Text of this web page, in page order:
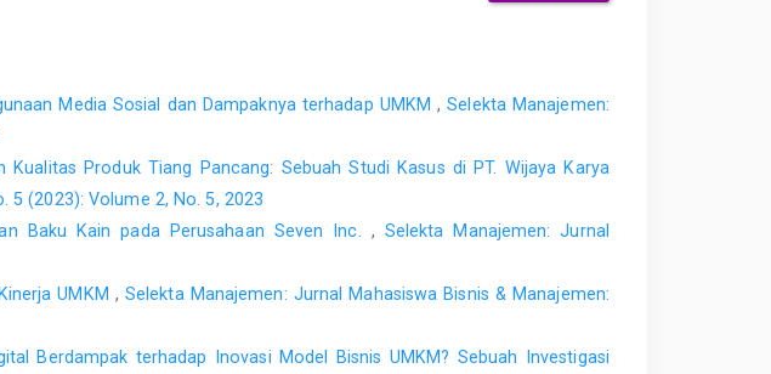
handle/123456789/33359/17311299Dimas Putra Khatulistiwa.pdf?sequence=1.
and Entrepreneurship Growth', International Journal of Humanities and Social
Faktor yang Mempengaruhi Kinerja Sistem Informasi Akuntansi', Jurnal Nasional
of small and medium B2B brands', Industrial Marketing Management, 40(7),
Media Sosial dan Dampaknya terhadap UMKM,Selekta Manajemen:
Kualitas Produk Tiang Pancang: Sebuah Studi Kasus di PT. Wijaya Karya
5 (2023): Volume 2, No. 5, 2023
Baku Kain pada Perusahaan Seven Inc. , Selekta Manajemen: Jurnal
UMKM , Selekta Manajemen: Jurnal Mahasiswa Bisnis & Manajemen:
Berdampak terhadap Inovasi Model Bisnis UMKM? Sebuah Investigasi